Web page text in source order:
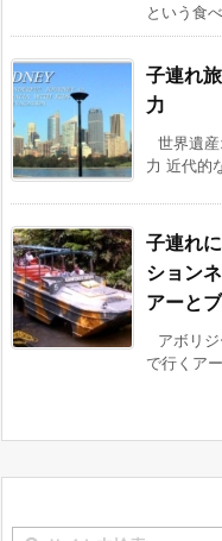
という食
子連れ
力
世界遺
力 近代的
子連れ
ション
アーと
アボリ
で行くア